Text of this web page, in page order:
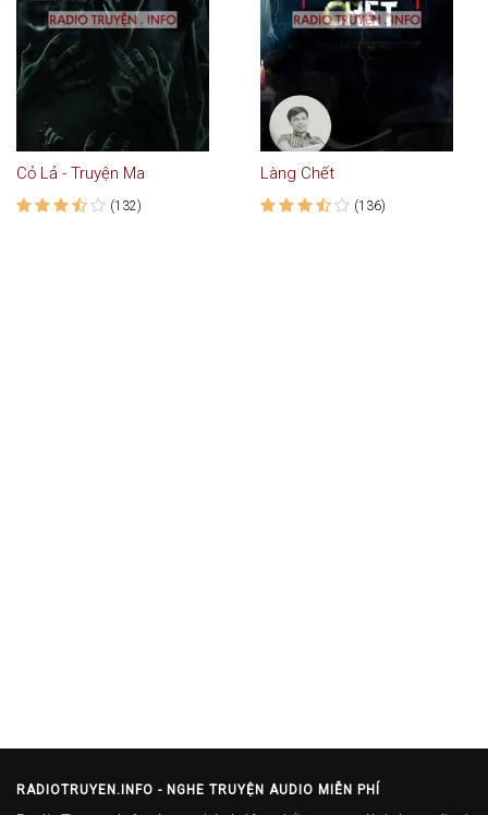
Cỏ Lả - Truyện Ma
(132)
Làng Chết
(136)
RADIOTRUYEN.INFO - NGHE TRUYỆN AUDIO MIỄN PHÍ